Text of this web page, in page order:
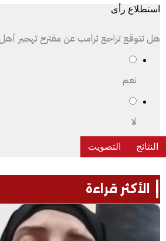
استطلاع رأى
هل تتوقع تراجع ترامب عن مقترح تهجير
نعم
لا
الأكثر قراءة